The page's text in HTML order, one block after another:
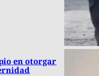
en otorgar